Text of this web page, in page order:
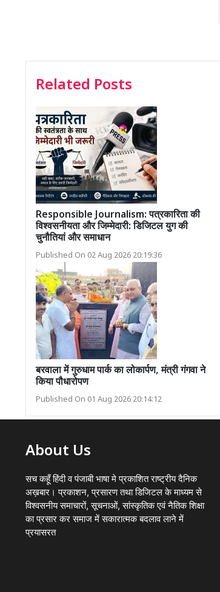
Related Posts
Responsible Journalism: पत्रकारिता की
विश्वसनीयता और जिम्मेदारी: डिजिटल युग की
चुनौतियां और समाधान
Published On 02 Aug 2026 20:19:36
बरवाला में गुरुधाम पार्क का लोकार्पण, मंत्री गंगवा ने
किया पौधारोपण
Published On 01 Aug 2026 20:14:12
About Us
सच कहूँ हिंदी व पंजाबी भाषा मे प्रकाशित राष्ट्रीय दैनिक
अख़बार। प्रकाशन, प्रसारण तथा डिजिटल के माध्यम से
विश्वसनीय समाचारों, सूचनाओं, सांस्कृतिक एवं नैतिक शिक्षा
का प्रसार कर समाज में सकारात्मक बदलाव लाने में
प्रयासरत